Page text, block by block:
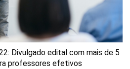
Divulgado edital com mais de 5
professores efetivos